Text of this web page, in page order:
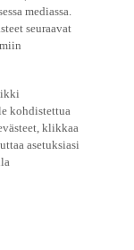
mediassa.
seuraavat
kohdistettua
klikkaa
asetuksiasi